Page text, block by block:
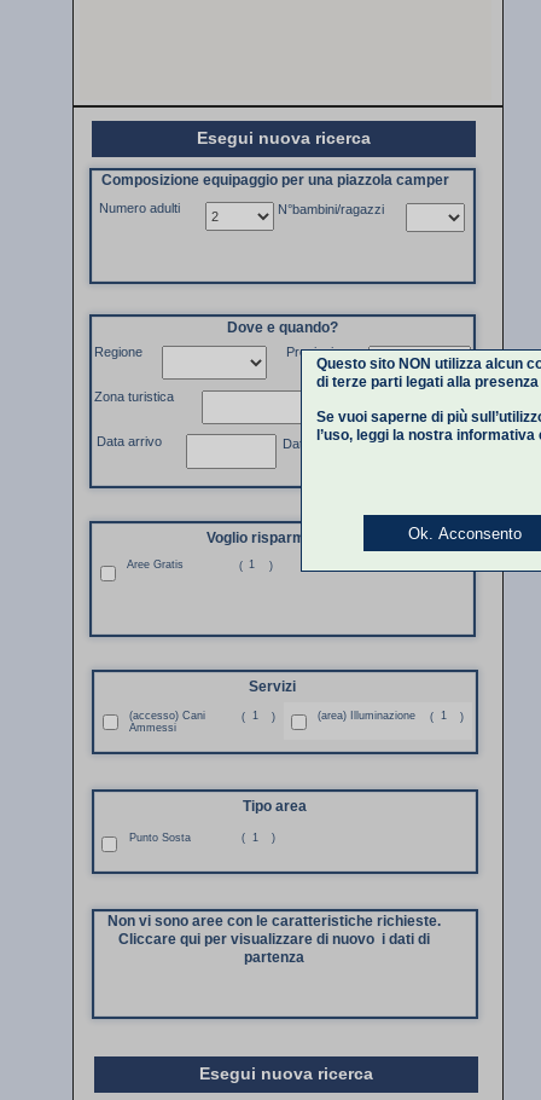
Esegui nuova ricerca
Composizione equipaggio per una piazzola camper
Numero adulti N°bambini/ragazzi
Regione Provincia
Zona turistica
Data partenza
Data arrivo
Dove e quando?
Voglio risparmiare
( 1 )
Aree Gratis
Servizi
(accesso) Cani
Ammessi
( 1 ) (area) Illuminazione ( 1 )
Tipo area
Punto Sosta ( 1 )
Non vi sono aree con le caratteristiche richieste.
Cliccare qui per visualizzare di nuovo i dati di
partenza
Esegui nuova ricerca
Questo sito NON utilizza alcun
di terze parti legati alla
Se vuoi saperne di più
l’uso, leggi la nostra informativa
Ok. Acconsento